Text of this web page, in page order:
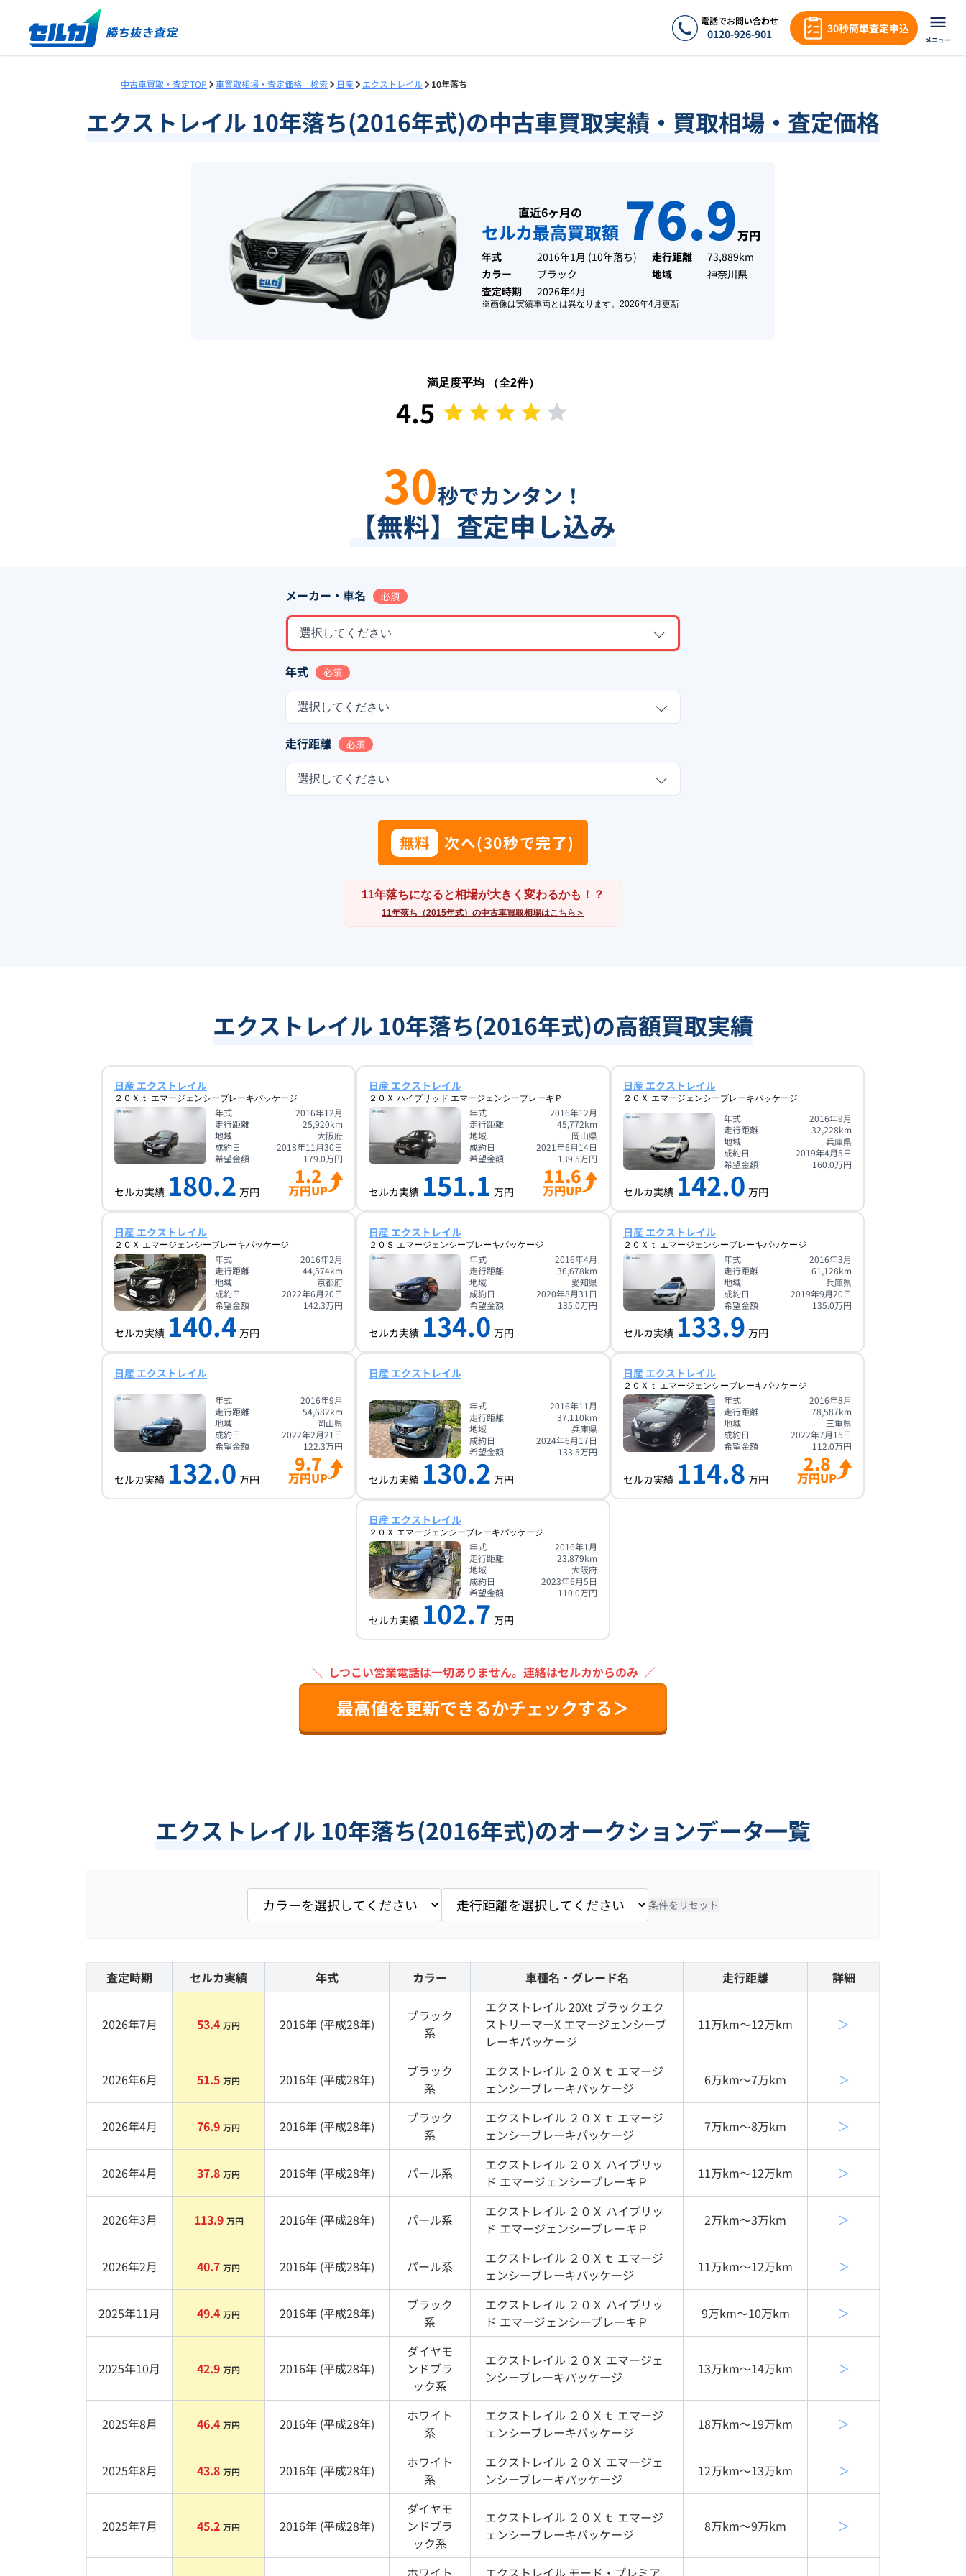
電話でお問い合わせ
0120-926-901 30秒簡単査定申込
メニュー
中古車買取・査定TOP 車買取相場・査定価格 検索 日産 エクストレイル 10年落ち
エクストレイル 10年落ち(2016年式)の中古車買取実績・買取相場・査定価格
直近6ヶ月の
セルカ最高買取額 76.9万円
年式 2016年1月 (10年落ち) 走行距離
73,889km
カラー
ブラック 地域
神奈川県
査定時期
2026年4月
※画像は実績車両とは異なります。 2026年4月 更新
満足度平均 （全2件）
4.5
30秒でカンタン！
【無料】査定申し込み
メーカー・車名 必須
選択してください
年式 必須
選択してください
走行距離 必須
選択してください
無料 次へ(30秒で完了)
11年落ちになると相場が大きく変わるかも！？
11年落ち（2015年式）の中古車買取相場はこちら＞
エクストレイル 10年落ち(2016年式)の高額買取実績
日産 エクストレイル
２０Ｘｔ エマージェンシーブレーキパッケージ
年式
2016年12月
走行距離
25,920km
地域
大阪府
成約日
2018年11月30日
希望金額
179.0万円
セルカ実績 180.2 万円
1.2
万円UP
日産 エクストレイル
２０Ｘ ハイブリッド エマージェンシーブレーキＰ
年式
2016年12月
走行距離
45,772km
地域
岡山県
成約日
2021年6月14日
希望金額
139.5万円
セルカ実績 151.1 万円
11.6
万円UP
日産 エクストレイル
２０Ｘ エマージェンシーブレーキパッケージ
年式
2016年9月
走行距離
32,228km
地域
兵庫県
成約日
2019年4月5日
希望金額
160.0万円
セルカ実績 142.0 万円
日産 エクストレイル
２０Ｘ エマージェンシーブレーキパッケージ
年式
2016年2月
走行距離
44,574km
地域
京都府
成約日
2022年6月20日
希望金額
142.3万円
セルカ実績 140.4 万円
日産 エクストレイル
２０Ｓ エマージェンシーブレーキパッケージ
年式
2016年4月
走行距離
36,678km
地域
愛知県
成約日
2020年8月31日
希望金額
135.0万円
セルカ実績 134.0 万円
日産 エクストレイル
２０Ｘｔ エマージェンシーブレーキパッケージ
年式
2016年3月
走行距離
61,128km
地域
兵庫県
成約日
2019年9月20日
希望金額
135.0万円
セルカ実績 133.9 万円
日産 エクストレイル
年式
2016年9月
走行距離
54,682km
地域
岡山県
成約日
2022年2月21日
希望金額
122.3万円
セルカ実績 132.0 万円
9.7
万円UP
日産 エクストレイル
年式
2016年11月
走行距離
37,110km
地域
兵庫県
成約日
2024年6月17日
希望金額
133.5万円
セルカ実績 130.2 万円
日産 エクストレイル
２０Ｘｔ エマージェンシーブレーキパッケージ
年式
2016年8月
走行距離
78,587km
地域
三重県
成約日
2022年7月15日
希望金額
112.0万円
セルカ実績 114.8 万円
2.8
万円UP
日産 エクストレイル
２０Ｘ エマージェンシーブレーキパッケージ
年式
2016年1月
走行距離
23,879km
地域
大阪府
成約日
2023年6月5日
希望金額
110.0万円
セルカ実績 102.7 万円
＼ しつこい営業電話は一切ありません。 連絡はセルカからのみ ／
最高値を更新できるかチェックする＞
エクストレイル 10年落ち(2016年式)のオークションデータ一覧
条件をリセット
査定時期 セルカ実績 年式 カラー 車種名・グレード名 走行距離 詳細
2026年7月 53.4 万円 2016年 (平成28年)
ブラック
系
エクストレイル 20Xt ブラックエク
ストリーマーX エマージェンシーブ
レーキパッケージ
11万km〜12万km ＞
2026年6月 51.5 万円 2016年 (平成28年)
ブラック
系
エクストレイル ２０Ｘｔ エマージ
ェンシーブレーキパッケージ
6万km〜7万km ＞
2026年4月 76.9 万円 2016年 (平成28年)
ブラック
系
エクストレイル ２０Ｘｔ エマージ
ェンシーブレーキパッケージ
7万km〜8万km ＞
2026年4月 37.8 万円 2016年 (平成28年) パール系 エクストレイル ２０Ｘ ハイブリッ
ド エマージェンシーブレーキＰ
11万km〜12万km ＞
2026年3月 113.9 万円 2016年 (平成28年) パール系 エクストレイル ２０Ｘ ハイブリッ
ド エマージェンシーブレーキＰ
2万km〜3万km ＞
2026年2月 40.7 万円 2016年 (平成28年) パール系 エクストレイル ２０Ｘｔ エマージ
ェンシーブレーキパッケージ
11万km〜12万km ＞
2025年11月 49.4 万円 2016年 (平成28年)
ブラック
系
エクストレイル ２０Ｘ ハイブリッ
ド エマージェンシーブレーキＰ
9万km〜10万km ＞
2025年10月 42.9 万円 2016年 (平成28年)
ダイヤモ
ンドブラ
ック系
エクストレイル ２０Ｘ エマージェ
ンシーブレーキパッケージ
13万km〜14万km ＞
2025年8月 46.4 万円 2016年 (平成28年)
ホワイト
系
エクストレイル ２０Ｘｔ エマージ
ェンシーブレーキパッケージ
18万km〜19万km ＞
2025年8月 43.8 万円 2016年 (平成28年)
ホワイト
系
エクストレイル ２０Ｘ エマージェ
ンシーブレーキパッケージ
12万km〜13万km ＞
2025年7月 45.2 万円 2016年 (平成28年)
ダイヤモ
ンドブラ
ック系
エクストレイル ２０Ｘｔ エマージ
ェンシーブレーキパッケージ
8万km〜9万km ＞
ホワイト エクストレイル モード・プレミア